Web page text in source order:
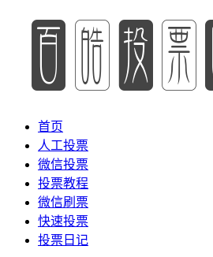
首页
人工投票
微信投票
投票教程
微信刷票
快速投票
投票日记